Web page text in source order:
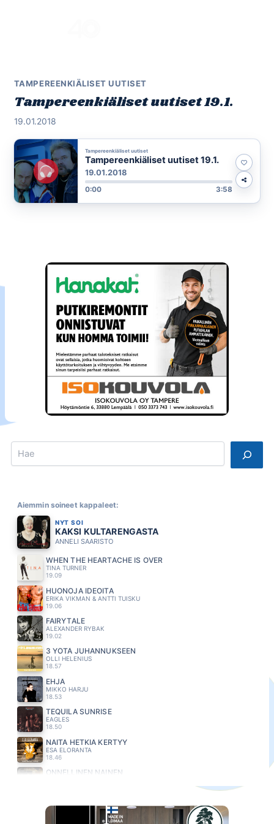
TAMPEREENKIÄLISET UUTISET
Tampereenkiäliset uutiset 19.1.
19.01.2018
Tampereenkiäliset uutiset
Tampereenkiäliset uutiset 19.1.
19.01.2018
0:00 3:58
Search
Aiemmin soineet kappaleet:
NYT SOI
KAKSI KULTARENGASTA
ANNELI SAARISTO
WHEN THE HEARTACHE IS OVER
TINA TURNER
19.09
HUONOJA IDEOITA
ERIKA VIKMAN & ANTTI TUISKU
19.06
FAIRYTALE
ALEXANDER RYBAK
19.02
3 YÖTÄ JUHANNUKSEEN
OLLI HELENIUS
18.57
EHJÄ
MIKKO HARJU
18.53
TEQUILA SUNRISE
EAGLES
18.50
NÄITÄ HETKIÄ KERTYY
ESA ELORANTA
18.46
ONNELLINEN NAINEN
JARKKO AHOLA